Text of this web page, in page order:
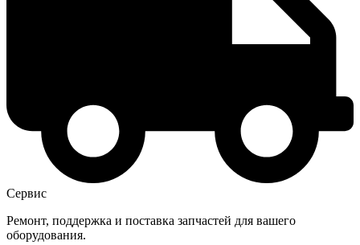
Сервис
Ремонт, поддержка и поставка запчастей для вашего
оборудования.